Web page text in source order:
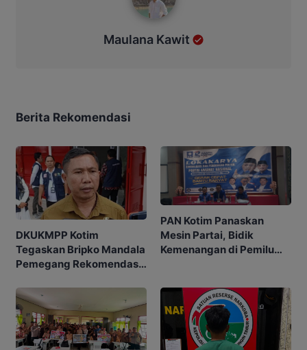
Maulana Kawit
Berita Rekomendasi
DKUKMPP Kotim
Tegaskan Bripko Mandala
Pemegang Rekomendasi
PAN Kotim Panaskan
Mesin Partai, Bidik
Kemenangan di Pemilu